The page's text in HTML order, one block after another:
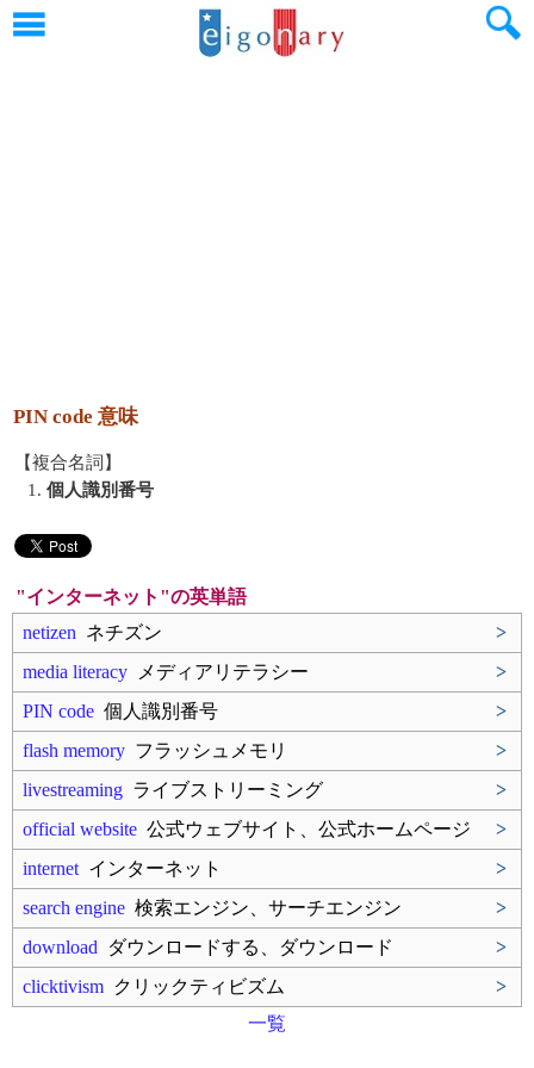
PIN code 意味
【複合名詞】
1. 個人識別番号
"インターネット"の英単語
netizen ネチズン
>
media literacy メディアリテラシー
>
PIN code 個人識別番号
>
flash memory フラッシュメモリ
>
livestreaming ライブストリーミング
>
official website 公式ウェブサイト、公式ホームページ
>
internet インターネット
>
search engine 検索エンジン、サーチエンジン
>
download ダウンロードする、ダウンロード
>
clicktivism クリックティビズム
>
一覧